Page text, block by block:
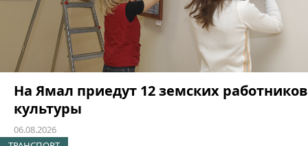
На Ямал приедут 12 земских работников
культуры
06.08.2026